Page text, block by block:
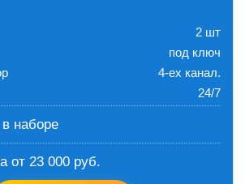
2 шт
под ключ
4-ех канал.
24/7
наборе
от 23 000 руб.